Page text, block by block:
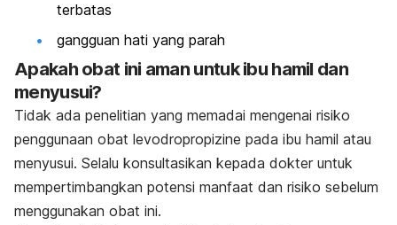
terbatas
gangguan hati yang parah
Apakah obat ini aman untuk ibu hamil dan
menyusui?
Tidak ada penelitian yang memadai mengenai risiko
penggunaan obat levodropropizine pada ibu hamil atau
menyusui. Selalu konsultasikan kepada dokter untuk
mempertimbangkan potensi manfaat dan risiko sebelum
menggunakan obat ini.